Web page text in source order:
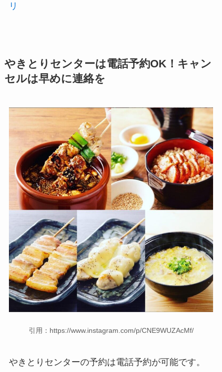
リ
やきとりセンターは電話予約OK！キャン
セルは早めに連絡を
引用：https://www.instagram.com/p/CNE9WUZAcMf/
やきとりセンターの予約は電話予約が可能です。